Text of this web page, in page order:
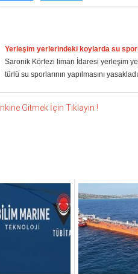
Yerleşim yerlerindeki koylarda su
Saronik Körfezi liman İdaresi yerleşim
türlü su sporlarının yapılmasını
Gitmek İçin Tıklayın !